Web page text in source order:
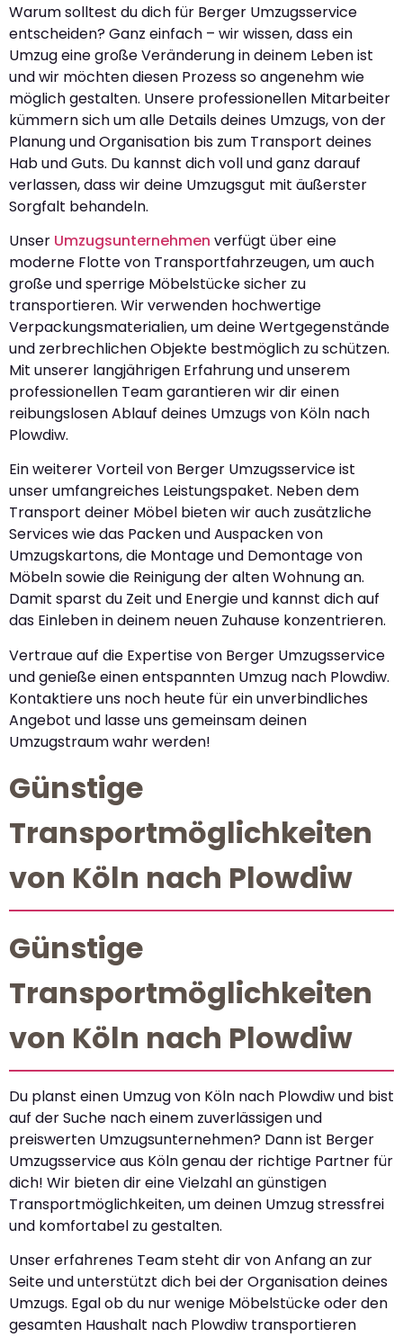
Warum solltest du dich für Berger Umzugsservice
entscheiden? Ganz einfach – wir wissen, dass ein
Umzug eine große Veränderung in deinem Leben ist
und wir möchten diesen Prozess so angenehm wie
möglich gestalten. Unsere professionellen Mitarbeiter
kümmern sich um alle Details deines Umzugs, von der
Planung und Organisation bis zum Transport deines
Hab und Guts. Du kannst dich voll und ganz darauf
verlassen, dass wir deine Umzugsgut mit äußerster
Sorgfalt behandeln.
Unser Umzugsunternehmen verfügt über eine
moderne Flotte von Transportfahrzeugen, um auch
große und sperrige Möbelstücke sicher zu
transportieren. Wir verwenden hochwertige
Verpackungsmaterialien, um deine Wertgegenstände
und zerbrechlichen Objekte bestmöglich zu schützen.
Mit unserer langjährigen Erfahrung und unserem
professionellen Team garantieren wir dir einen
reibungslosen Ablauf deines Umzugs von Köln nach
Plowdiw.
Ein weiterer Vorteil von Berger Umzugsservice ist
unser umfangreiches Leistungspaket. Neben dem
Transport deiner Möbel bieten wir auch zusätzliche
Services wie das Packen und Auspacken von
Umzugskartons, die Montage und Demontage von
Möbeln sowie die Reinigung der alten Wohnung an.
Damit sparst du Zeit und Energie und kannst dich auf
das Einleben in deinem neuen Zuhause konzentrieren.
Vertraue auf die Expertise von Berger Umzugsservice
und genieße einen entspannten Umzug nach Plowdiw.
Kontaktiere uns noch heute für ein unverbindliches
Angebot und lasse uns gemeinsam deinen
Umzugstraum wahr werden!
Günstige
Transportmöglichkeiten
von Köln nach Plowdiw
Günstige
Transportmöglichkeiten
von Köln nach Plowdiw
Du planst einen Umzug von Köln nach Plowdiw und bist
auf der Suche nach einem zuverlässigen und
preiswerten Umzugsunternehmen? Dann ist Berger
Umzugsservice aus Köln genau der richtige Partner für
dich! Wir bieten dir eine Vielzahl an günstigen
Transportmöglichkeiten, um deinen Umzug stressfrei
und komfortabel zu gestalten.
Unser erfahrenes Team steht dir von Anfang an zur
Seite und unterstützt dich bei der Organisation deines
Umzugs. Egal ob du nur wenige Möbelstücke oder den
gesamten Haushalt nach Plowdiw transportieren